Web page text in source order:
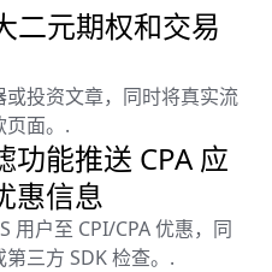
二元期权和交易
投资文章，同时将真实流
页面。.
能推送 CPA 应
惠信息
用户至 CPI/CPA 优惠，同
三方 SDK 检查。.